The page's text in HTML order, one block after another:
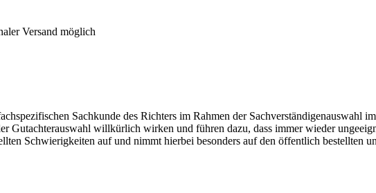
Versand möglich
Sachkunde des Richters im Rahmen der Sachverständigenauswahl
Gutachterauswahl willkürlich wirken und führen dazu, dass immer wieder
Schwierigkeiten auf und nimmt hierbei besonders auf den öffentlich bestellten